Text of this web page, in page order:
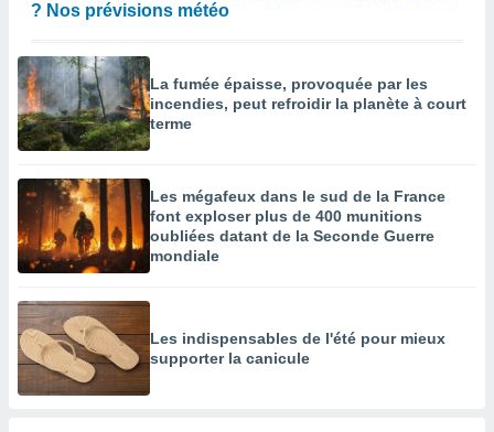
? Nos prévisions météo
La fumée épaisse, provoquée par les
incendies, peut refroidir la planète à court
terme
Les mégafeux dans le sud de la France
font exploser plus de 400 munitions
oubliées datant de la Seconde Guerre
mondiale
Les indispensables de l'été pour mieux
supporter la canicule